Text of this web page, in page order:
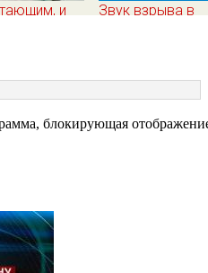
и
в
-
Звук взрыва в
2026 года:
источник,
был громкий
блокирующая